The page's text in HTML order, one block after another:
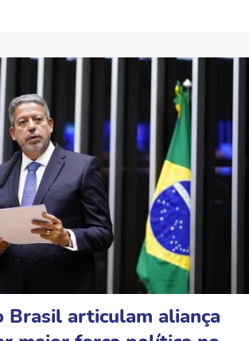
Brasil articulam aliança